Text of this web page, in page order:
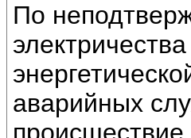
По
аварийных